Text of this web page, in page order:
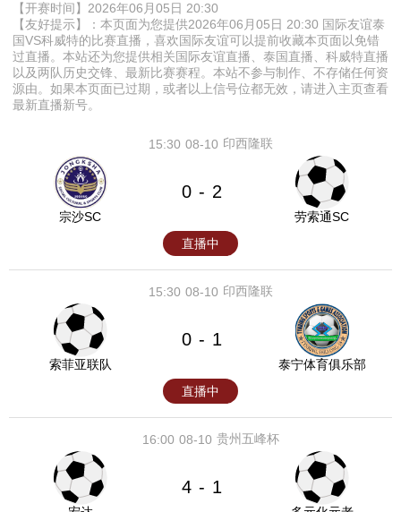
【开赛时间】2026年06月05日 20:30
【友好提示】：本页面为您提供2026年06月05日 20:30 国际友谊泰
国VS科威特的比赛直播，喜欢国际友谊可以提前收藏本页面以免错
过直播。本站还为您提供相关国际友谊直播、泰国直播、科威特直播
以及两队历史交锋、最新比赛赛程。本站不参与制作、不存储任何资
源由。如果本页面已过期，或者以上信号位都无效，请进入主页查看
最新直播新号。
08-10
15:30 印西隆联
宗沙SC
0 - 2
劳索通SC
直播中
08-10
15:30 印西隆联
索菲亚联队
0 - 1
泰宁体育俱乐部
直播中
08-10
16:00 贵州五峰杯
4 - 1